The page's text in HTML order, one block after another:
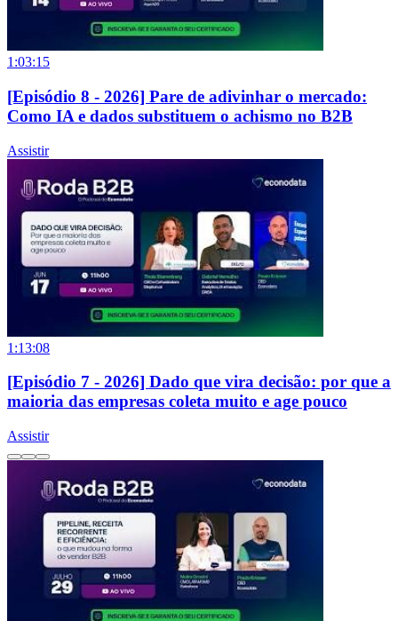
1:03:15
[Episódio 8 - 2026] Pare de adivinhar o mercado:
Como IA e dados substituem o achismo no B2B
Assistir
1:13:08
[Episódio 7 - 2026] Dado que vira decisão: por que a
maioria das empresas coleta muito e age pouco
Assistir